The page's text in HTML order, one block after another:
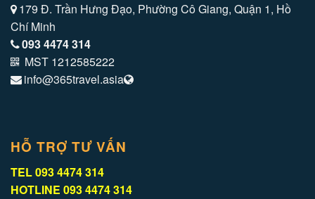
179 Đ. Trần Hưng Đạo, Phường Cô Giang, Quận 1, Hồ
Chí Minh
093 4474 314
MST 1212585222
info@365travel.asia
HỖ TRỢ TƯ VẤN
TEL093 4474 314
HOTLINE 093 4474 314